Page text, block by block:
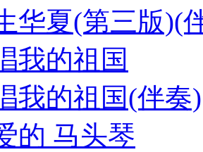
华夏(第三版)(
我的祖国
我的祖国(伴奏)
的 马头琴